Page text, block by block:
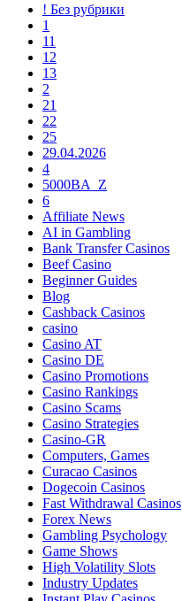
! Без рубрики
1
11
12
13
2
21
22
25
29.04.2026
4
5000BA_Z
6
Affiliate News
AI in Gambling
Bank Transfer Casinos
Beef Casino
Beginner Guides
Blog
Cashback Casinos
casino
Casino AT
Casino DE
Casino Promotions
Casino Rankings
Casino Scams
Casino Strategies
Casino-GR
Computers, Games
Curacao Casinos
Dogecoin Casinos
Fast Withdrawal Casinos
Forex News
Gambling Psychology
Game Shows
High Volatility Slots
Industry Updates